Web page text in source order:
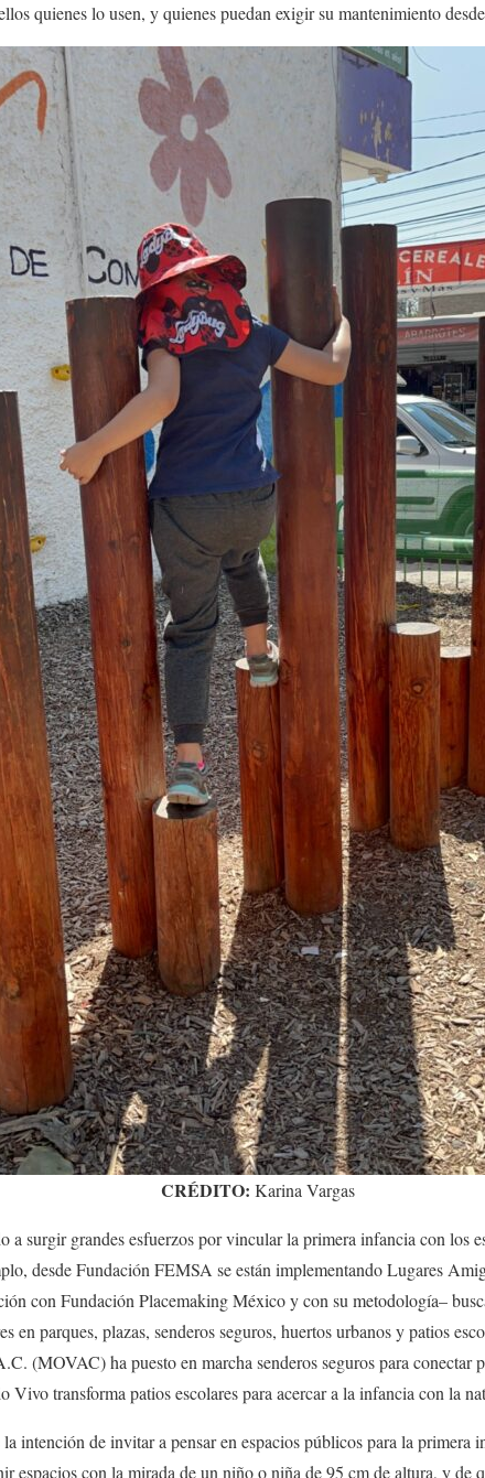
quienes lo usen, y quienes puedan exigir su mantenimiento
CRÉDITO: Karina Vargas
a surgir grandes esfuerzos por vincular la primera infancia con los
desde Fundación FEMSA se están implementando Lugares
con Fundación Placemaking México y con su metodología–
en parques, plazas, senderos seguros, huertos urbanos y patios
(MOVAC) ha puesto en marcha senderos seguros para conectar
Vivo transforma patios escolares para acercar a la infancia con la
intención de invitar a pensar en espacios públicos para la primera
espacios con la mirada de un niño o niña de 95 cm de altura, y de